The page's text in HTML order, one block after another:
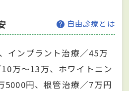
自由診療とは
インプラント治療／45万
万～13万、ホワイトニン
5000円、根管治療／7万円